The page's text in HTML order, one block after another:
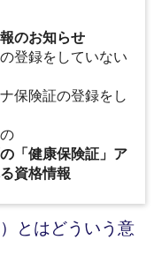
のお知らせ
登録をしていない
保険証の登録をし
「健康保険証」ア
資格情報
とはどういう意